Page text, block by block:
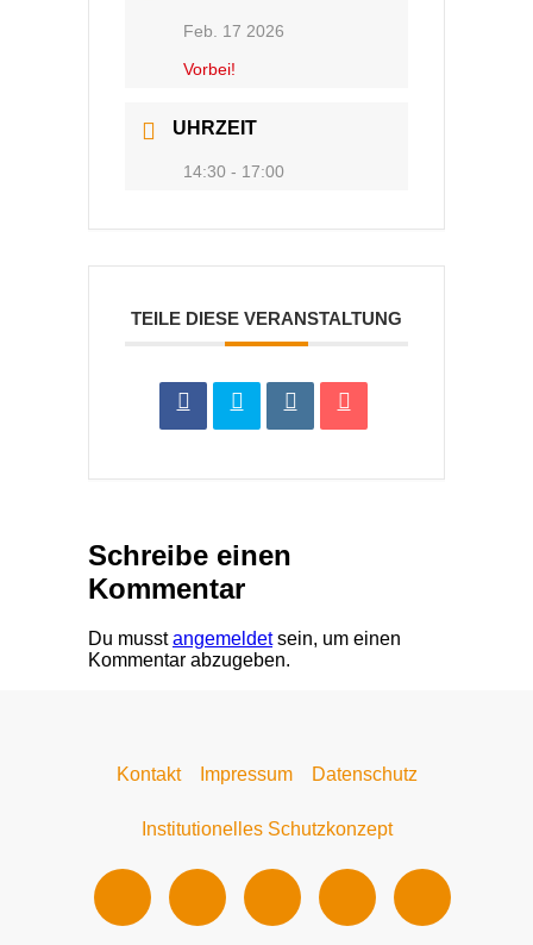
Feb. 17 2026
Vorbei!
UHRZEIT
14:30 - 17:00
TEILE DIESE VERANSTALTUNG
Schreibe einen
Kommentar
Du musstangemeldetsein, um einen
Kommentar abzugeben.
Kontakt Impressum Datenschutz
Institutionelles Schutzkonzept​